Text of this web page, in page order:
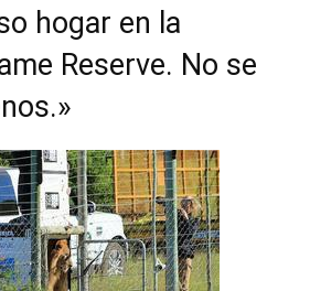
hogar en la
Reserve. No se